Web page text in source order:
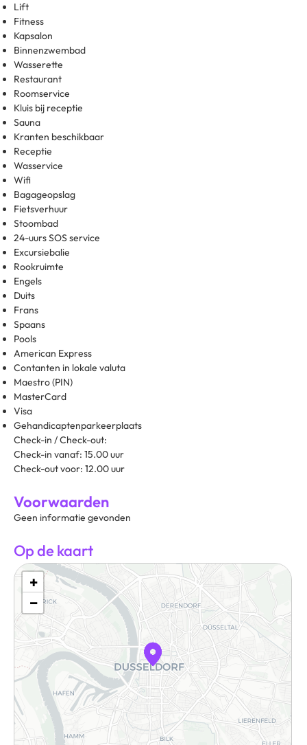
Lift
Fitness
Kapsalon
Binnenzwembad
Wasserette
Restaurant
Roomservice
Kluis bij receptie
Sauna
Kranten beschikbaar
Receptie
Wasservice
Wifi
Bagageopslag
Fietsverhuur
Stoombad
24-uurs SOS service
Excursiebalie
Rookruimte
Engels
Duits
Frans
Spaans
Pools
American Express
Contanten in lokale valuta
Maestro (PIN)
MasterCard
Visa
Gehandicaptenparkeerplaats
Check-in / Check-out:
Check-in vanaf: 15.00 uur
Check-out voor: 12.00 uur
Voorwaarden
Geen informatie gevonden
Op de kaart
+
−